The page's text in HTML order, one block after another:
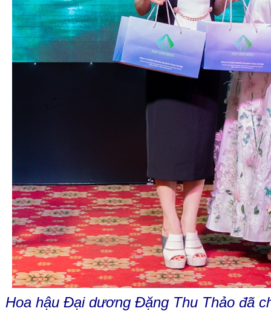
Hoa hậu Đại dương Đặng Thu Thảo đã